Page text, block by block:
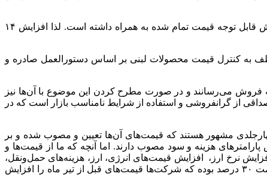
نکته مهم دیگر نیز جایگزینی ارز مبادلاتی به جای ارز نیمایی است که در قیمت سایر اقلام افزودنی مانند استارترها، پودر کاکائو و… افزایش قابل توجه قیمت تمام شده به همراه داشته است. لذا افزایش ۱۴
به کنترل قیمت محصولات لبنی بر اساس دستورالعمل صادره و
فروش می‌رسانند و در صورت مطرح کردن این موضوع با آن‌ها نیز
از گرانفروشی و استفاده از شرایط نامناسب بازار است که در
چهارجلدی مشهور هستند که قیمت‌های آن‌ها تعیین و مصوب شده و بر
هزینه و سود مصوب دارند. اما آنچه که ما از قیمت‌ها و
نرخ ارز، افزایش قیمت‌های انرژی، ارز، هزینه‌های حمل‌ونقل،
لوازم بسته‌بندی و … و مرحله بعدی در مهر ماه متعاقب افزایش قیمت شیر خام به میزان ۱۴ درصد که در مجموع میزان این افزایش قیمت ۳۰ درصد بوده که شرکت‌ها قیمت‌های قبل از تیر ماه را افزایش